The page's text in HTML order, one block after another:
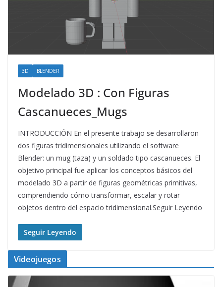
3D BLENDER
Modelado 3D : Con Figuras
Cascanueces_Mugs
INTRODUCCIÓN En el presente trabajo se desarrollaron
dos figuras tridimensionales utilizando el software
Blender: un mug (taza) y un soldado tipo cascanueces. El
objetivo principal fue aplicar los conceptos básicos del
modelado 3D a partir de figuras geométricas primitivas,
comprendiendo cómo transformar, escalar y rotar
objetos dentro del espacio tridimensional.Seguir Leyendo
Seguir Leyendo
Videojuegos